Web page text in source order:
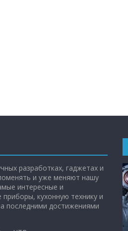
разработках, гаджетах и
и уже меняют нашу
интересные и
кухонную технику и
последними достижениями